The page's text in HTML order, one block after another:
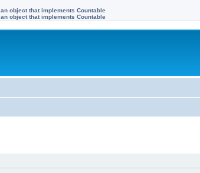
object that implements Countable
object that implements Countable